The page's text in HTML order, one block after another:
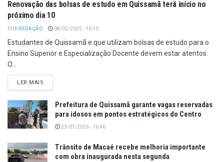
Renovação das bolsas de estudo em Quissamã terá início no
próximo dia 10
POR REDAÇÃO 08/02/2025 - 10:10
Estudantes de Quissamã e que utilizam bolsas de estudo para o
Ensino Superior e Especialização Docente devem estar atentos.
O...
LER MAIS
Prefeitura de Quissamã garante vagas reservadas
para idosos em pontos estratégicos do Centro
23/07/2026 - 16:46
Trânsito de Macaé recebe melhoria importante
com obra inaugurada nesta segunda